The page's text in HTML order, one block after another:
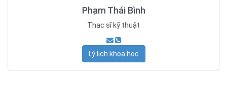
Phạm Thái Bình
Thạc sĩ kỹ thuật
Lý lịch khoa học